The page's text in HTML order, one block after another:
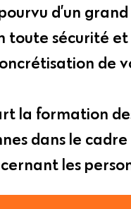
d’un
toute sécurité
de
la formation
dans le
les